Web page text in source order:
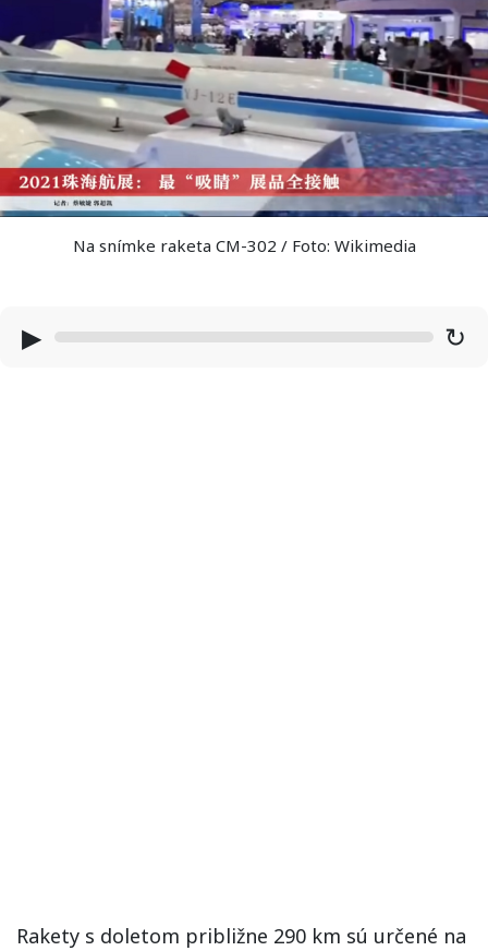
Na snímke raketa CM-302 / Foto: Wikimedia
▶ ↻
Rakety s doletom približne 290 km sú určené na